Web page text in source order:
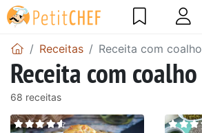
Receitas Receita com coalho
Receita com coalho
68 receitas